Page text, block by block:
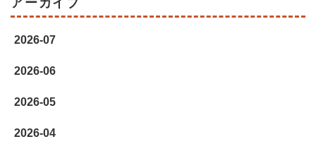
アーカイブ
2026-07
2026-06
2026-05
2026-04